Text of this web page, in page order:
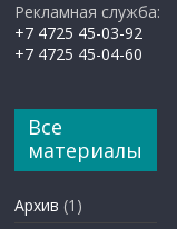
Рекламная служба:
+7 4725 45-03-92
+7 4725 45-04-60
Все
материалы
Архив (1)